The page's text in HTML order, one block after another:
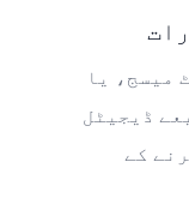
میسج، یا
ڈیجیٹل
کے